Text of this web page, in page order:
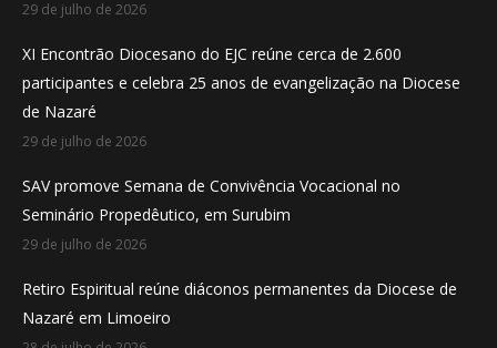
29 de julho de 2026
XI Encontrão Diocesano do EJC reúne cerca de 2.600
participantes e celebra 25 anos de evangelização na Diocese
de Nazaré
29 de julho de 2026
SAV promove Semana de Convivência Vocacional no
Seminário Propedêutico, em Surubim
29 de julho de 2026
Retiro Espiritual reúne diáconos permanentes da Diocese de
Nazaré em Limoeiro